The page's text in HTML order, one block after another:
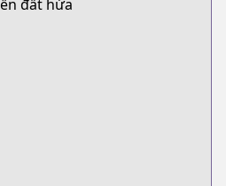
đất hứa